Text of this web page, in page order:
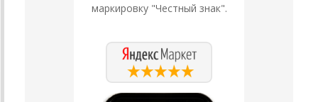
маркировку "Честный знак".